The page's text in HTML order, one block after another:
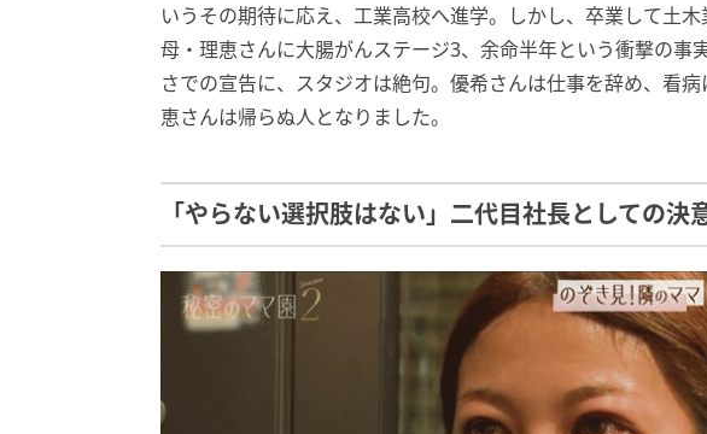
いうその期待に応え、工業高校へ進学。しかし、卒業して土木
母・理恵さんに大腸がんステージ3、余命半年という衝撃の事
さでの宣告に、スタジオは絶句。優希さんは仕事を辞め、看
恵さんは帰らぬ人となりました。
「やらない選択肢はない」二代目社長としての決